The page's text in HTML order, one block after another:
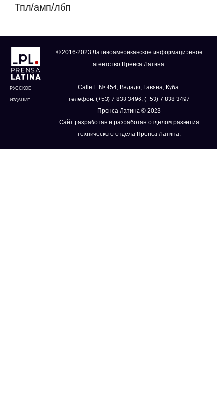
Тпл/амп/лбп
РУССКОЕ
ИЗДАНИЕ
© 2016-2023 Латиноамериканское информационное
агентство Пренса Латина.
Calle E № 454, Ведадо, Гавана, Куба.
телефон: (+53) 7 838 3496, (+53) 7 838 3497
Пренса Латина © 2023
Сайт разработан и разработан отделом развития
технического отдела Пренса Латина.